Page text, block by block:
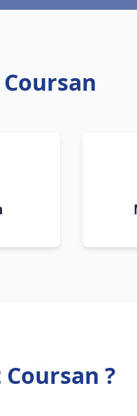
?